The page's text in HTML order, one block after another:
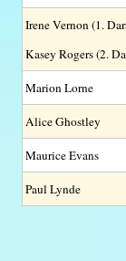
Irene Vernon (1.
Kasey Rogers (2.
Marion Lorne
Alice Ghostley
Maurice Evans
Paul Lynde